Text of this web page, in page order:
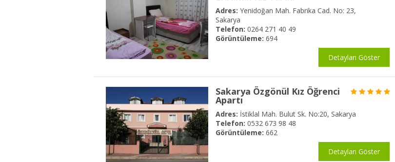
Adres: Yenidoğan Mah. Fabrika Cad. No: 23,
Sakarya
Telefon: 0264 271 40 49
Görüntüleme: 694
Detayları Göster
Sakarya Özgönül Kız Öğrenci
Apartı
Adres: İstiklal Mah. Bulut Sk. No:20, Sakarya
Telefon: 0532 673 98 48
Görüntüleme: 662
Detayları Göster